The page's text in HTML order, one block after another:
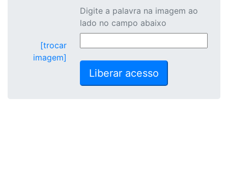
[trocar
imagem]
Digite a palavra na imagem ao
lado no campo abaixo